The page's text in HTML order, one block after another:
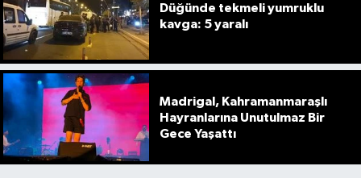
Düğünde tekmeli yumruklu
kavga: 5 yaralı
Madrigal, Kahramanmaraşlı
Hayranlarına Unutulmaz Bir
Gece Yaşattı